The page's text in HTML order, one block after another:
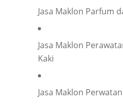
Jasa Maklon Parfum
Jasa Maklon
Kaki
Jasa Maklon